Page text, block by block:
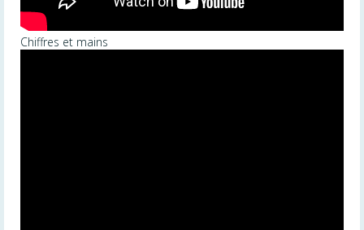
Chiffres et mains